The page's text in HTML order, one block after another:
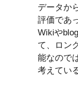
データか
評価であ
Wikiや
て、ロン
能なので
考えてい